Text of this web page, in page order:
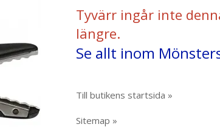
Tyvärr ingår inte
längre.
Se allt inom
Till butikens startsida »
Sitemap »